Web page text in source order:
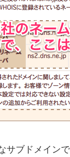
サブドメイン